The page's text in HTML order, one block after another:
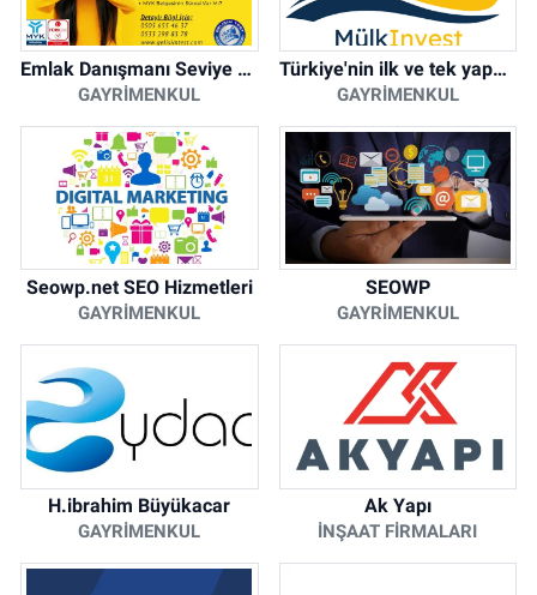
Emlak Danışmanı Seviye 5 Mesleki Yeterlilik Belgesi
GAYRIMENKUL
Türkiye'nin ilk ve tek yapay zeka destekli arsa ilan platformu
GAYRIMENKUL
Seowp.net SEO Hizmetleri
GAYRIMENKUL
SEOWP
GAYRIMENKUL
H.ibrahim Büyükacar
GAYRIMENKUL
Ak Yapı
İNŞAAT FIRMALARI